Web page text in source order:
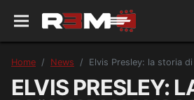
Home News Elvis Presley: la storia di
ELVIS PRESLEY: